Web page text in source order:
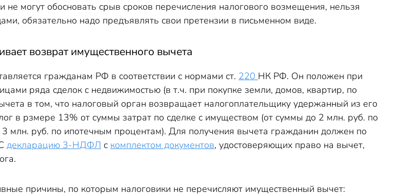
не могут обосновать срыв сроков перечисления налогового возмещения, нельзя
обязательно надо предъявлять свои претензии в письменном виде.
возврат имущественного вычета
гражданам РФ в соответствии с нормами ст. 220 НК РФ. Он положен при
ряда сделок с недвижимостью (в т.ч. при покупке земли, домов, квартир, по
в том, что налоговый орган возвращает налогоплательщику удержанный из его
в рзмере 13% от суммы затрат по сделке с имуществом (от суммы до 2 млн. руб. по
млн. руб. по ипотечным процентам). Для получения вычета гражданин должен по
декларацию 3-НДФЛ с комплектом документов, удостоверяющих право на вычет,
причины, по которым налоговики не перечисляют имущественный вычет: